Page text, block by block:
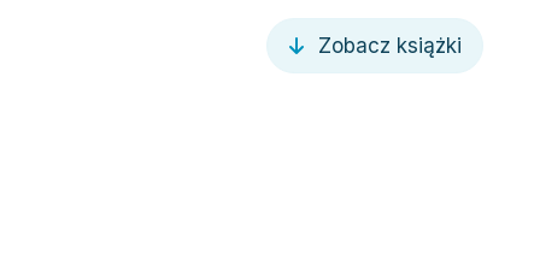
Zobacz książki